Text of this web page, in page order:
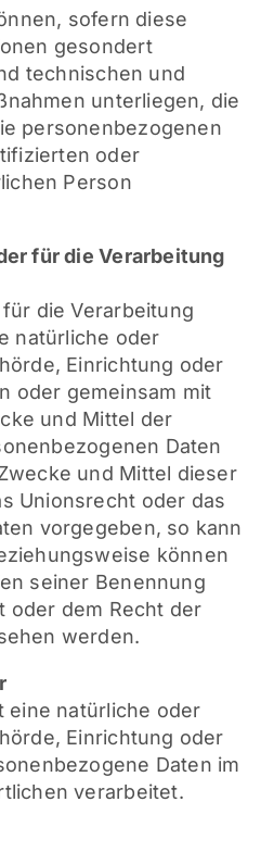
sofern diese
gesondert
technischen und
unterliegen, die
personenbezogenen
oder
Person
für die Verarbeitung
die Verarbeitung
natürliche oder
Einrichtung oder
oder gemeinsam mit
und Mittel der
Daten
und Mittel dieser
Unionsrecht oder das
vorgegeben, so kann
können
seiner Benennung
oder dem Recht der
werden.
eine natürliche oder
Einrichtung oder
Daten im
verarbeitet.